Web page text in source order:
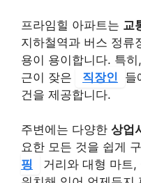
프라임힐 아파트는 교
지하철역과 버스 정류
용이 용이합니다. 특
근이 잦은
직장인
들
건을 제공합니다.
주변에는 다양한 상업
요한 모든 것을 쉽게
핑
거리와 대형 마트,